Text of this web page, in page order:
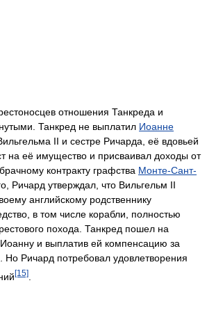
отношения Танкреда и
Танкред не выплатил Иоанне
II и сестре Ричарда, её вдовьей
на её имущество и присваивал доходы от
контракту графства Монте-Сант-
Ричард утверждал, что Вильгельм II
английскому родственнику
в том числе корабли, полностью
похода. Танкред пошел на
Иоанну и выплатив ей компенсацию за
Но Ричард потребовал удовлетворения
[15]